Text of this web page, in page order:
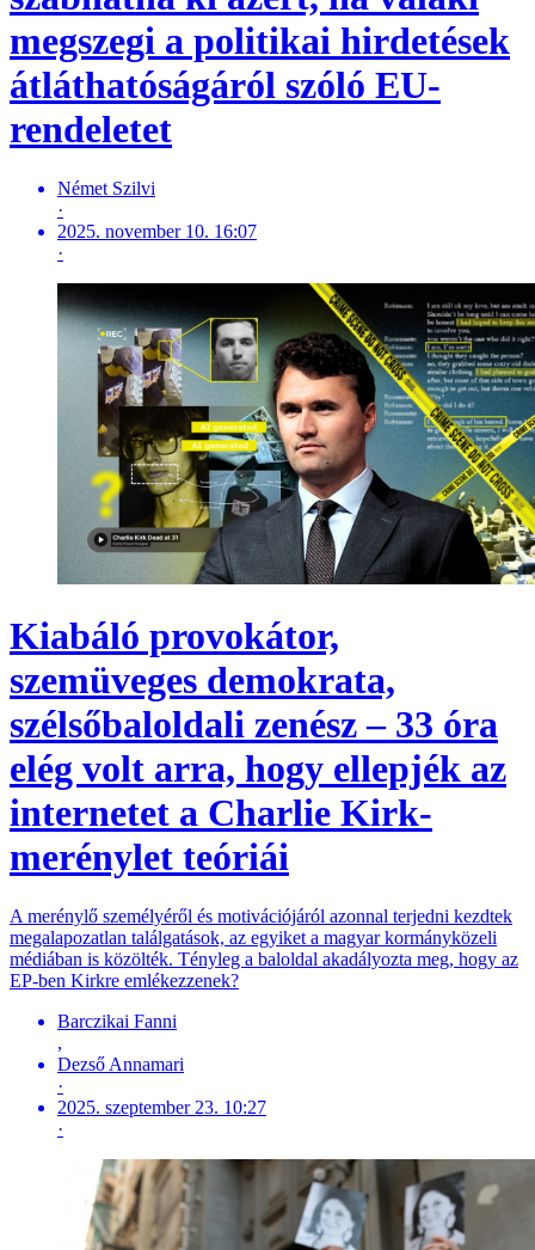
megszegi a politikai hirdetések
átláthatóságáról szóló EU-
rendeletet
Német Szilvi
·
2025. november 10. 16:07
·
Kiabáló provokátor,
szemüveges demokrata,
szélsőbaloldali zenész – 33 óra
elég volt arra, hogy ellepjék az
internetet a Charlie Kirk-
merénylet teóriái
A merénylő személyéről és motivációjáról azonnal terjedni kezdtek
megalapozatlan találgatások, az egyiket a magyar kormányközeli
médiában is közölték. Tényleg a baloldal akadályozta meg, hogy az
EP-ben Kirkre emlékezzenek?
Barczikai Fanni
,
Dezső Annamari
·
2025. szeptember 23. 10:27
·